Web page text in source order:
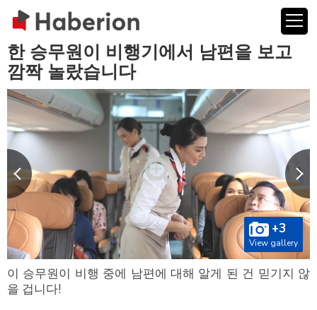
한 승무원이 비행기에서 남편을 보고
깜짝 놀랐습니다
+3
View gallery
이 승무원이 비행 중에 남편에 대해 알게 된 건 믿기지 않
을 겁니다!